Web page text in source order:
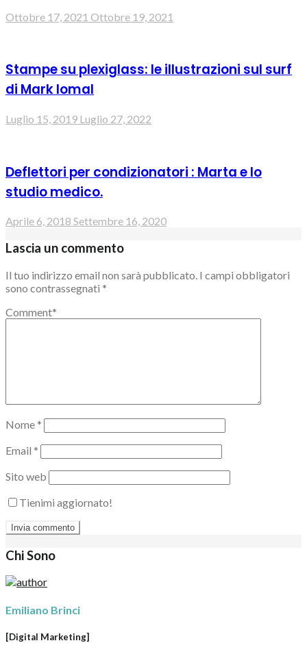
Ottobre 17, 2021 Ottobre 19, 2021
Stampe su plexiglass: le illustrazioni sul surf
di Mark Iomal
Luglio 15, 2019 Luglio 27, 2022
Deflettori per condizionatori : Marta e lo
studio medico.
Aprile 6, 2018 Settembre 16, 2020
Lascia un commento
Il tuo indirizzo email non sarà pubblicato. I campi obbligatori
sono contrassegnati *
Comment*
Nome *
Email *
Sito web
Tienimi aggiornato!
Chi Sono
Emiliano Brinci
[Digital Marketing]